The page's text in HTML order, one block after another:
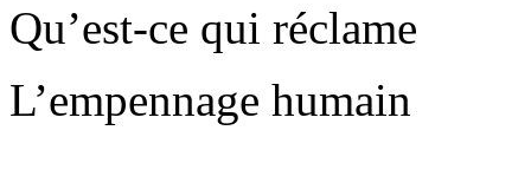
Qu’est-ce qui réclame
L’empennage humain